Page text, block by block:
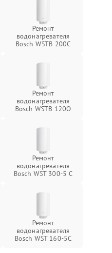
Ремонт
водонагревателя
Bosch WSTB 200C
Ремонт
водонагревателя
Bosch WSTB 120O
Ремонт
водонагревателя
Bosch WST 300-5 C
Ремонт
водонагревателя
Bosch WST 160-5C